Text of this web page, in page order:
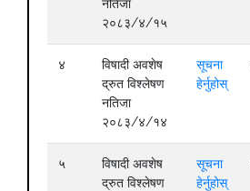
नतिजा
२०८३/४/१५
४
विषादी अवशेष
द्रुत विश्लेषण
नतिजा
२०८३/४/१४
सूचना
हेर्नुहोस्
५
विषादी अवशेष
द्रुत विश्लेषण
सूचना
हेर्नुहोस्